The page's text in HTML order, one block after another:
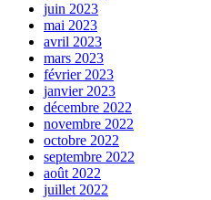
juin 2023
mai 2023
avril 2023
mars 2023
février 2023
janvier 2023
décembre 2022
novembre 2022
octobre 2022
septembre 2022
août 2022
juillet 2022